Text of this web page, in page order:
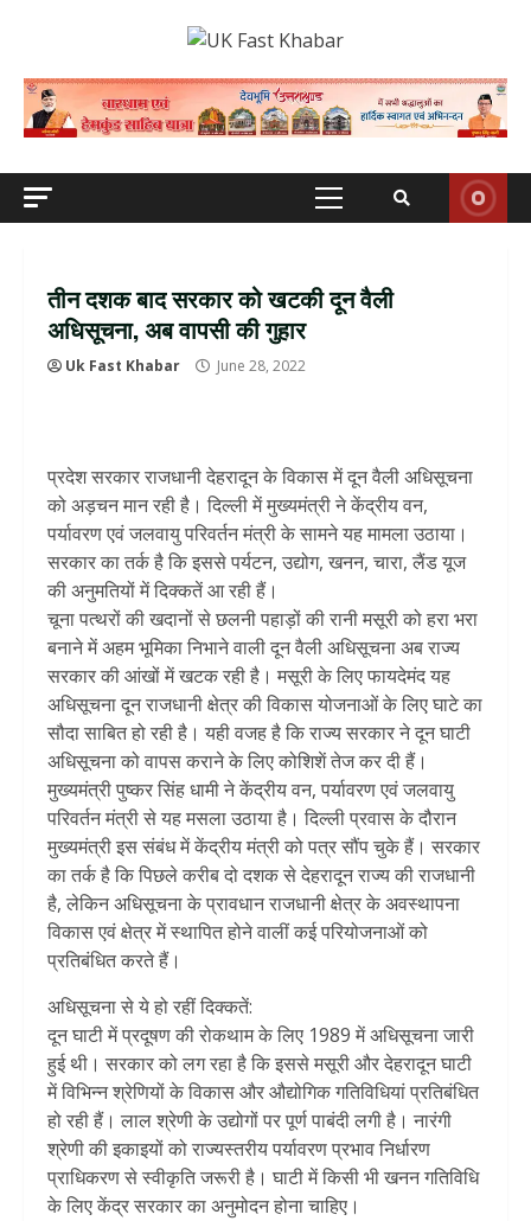
Primary
तीन दशक बाद सरकार को खटकी दून वैली
अधिसूचना, अब वापसी की गुहार
Uk Fast Khabar June 28, 2022
प्रदेश सरकार राजधानी देहरादून के विकास में दून वैली अधिसूचना
को अड़चन मान रही है। दिल्ली में मुख्यमंत्री ने केंद्रीय वन,
पर्यावरण एवं जलवायु परिवर्तन मंत्री के सामने यह मामला उठाया।
सरकार का तर्क है कि इससे पर्यटन, उद्योग, खनन, चारा, लैंड यूज
की अनुमतियों में दिक्कतें आ रही हैं।
चूना पत्थरों की खदानों से छलनी पहाड़ों की रानी मसूरी को हरा भरा
बनाने में अहम भूमिका निभाने वाली दून वैली अधिसूचना अब राज्य
सरकार की आंखों में खटक रही है। मसूरी के लिए फायदेमंद यह
अधिसूचना दून राजधानी क्षेत्र की विकास योजनाओं के लिए घाटे का
सौदा साबित हो रही है। यही वजह है कि राज्य सरकार ने दून घाटी
अधिसूचना को वापस कराने के लिए कोशिशें तेज कर दी हैं।
मुख्यमंत्री पुष्कर सिंह धामी ने केंद्रीय वन, पर्यावरण एवं जलवायु
परिवर्तन मंत्री से यह मसला उठाया है। दिल्ली प्रवास के दौरान
मुख्यमंत्री इस संबंध में केंद्रीय मंत्री को पत्र सौंप चुके हैं। सरकार
का तर्क है कि पिछले करीब दो दशक से देहरादून राज्य की राजधानी
है, लेकिन अधिसूचना के प्रावधान राजधानी क्षेत्र के अवस्थापना
विकास एवं क्षेत्र में स्थापित होने वालीं कई परियोजनाओं को
प्रतिबंधित करते हैं।
अधिसूचना से ये हो रहीं दिक्कतें:
दून घाटी में प्रदूषण की रोकथाम के लिए 1989 में अधिसूचना जारी
हुई थी। सरकार को लग रहा है कि इससे मसूरी और देहरादून घाटी
में विभिन्न श्रेणियों के विकास और औद्योगिक गतिविधियां प्रतिबंधित
हो रही हैं। लाल श्रेणी के उद्योगों पर पूर्ण पाबंदी लगी है। नारंगी
श्रेणी की इकाइयों को राज्यस्तरीय पर्यावरण प्रभाव निर्धारण
प्राधिकरण से स्वीकृति जरूरी है। घाटी में किसी भी खनन गतिविधि
के लिए केंद्र सरकार का अनुमोदन होना चाहिए।